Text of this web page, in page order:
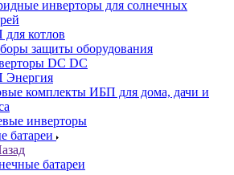
инверторы для солнечных
котлов
защиты оборудования
DC DC
комплекты ИБП для дома, дачи и
инверторы
батареи
батареи